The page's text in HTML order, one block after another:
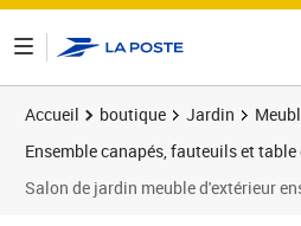
Accueil boutique Jardin
Ensemble canapés, fauteuils et table
Salon de jardin meuble d'extérieur